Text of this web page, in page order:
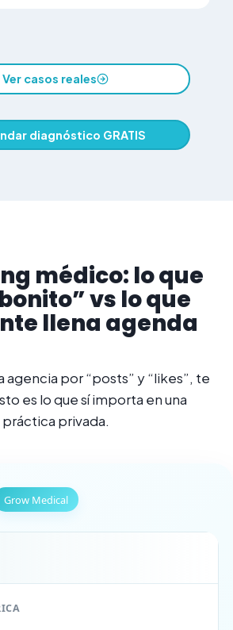
Ver casos reales
diagnóstico GRATIS
médico: lo que
vs lo que
llena agenda
agencia por “posts” y “likes”, te
es lo que sí importa en una
práctica privada.
Grow Medical